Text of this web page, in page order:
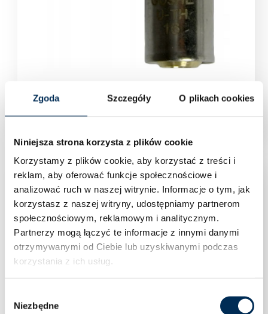
Zgoda Szczegóły O plikach cookies
Niniejsza strona korzysta z plików cookie
Korzystamy z plików cookie, aby korzystać z treści i
reklam, aby oferować funkcje społecznościowe i
analizować ruch w naszej witrynie. Informacje o tym, jak
korzystasz z naszej witryny, udostępniamy partnerom
społecznościowym, reklamowym i analitycznym.
Partnerzy mogą łączyć te informacje z innymi danymi
otrzymywanymi od Ciebie lub uzyskiwanymi podczas
korzystania z ich usług.
zgody
Niezbędne
U/TH kolano zaprasowywane 90° 20×3/4” nypel
Zaloguj się aby zobaczyć cenę